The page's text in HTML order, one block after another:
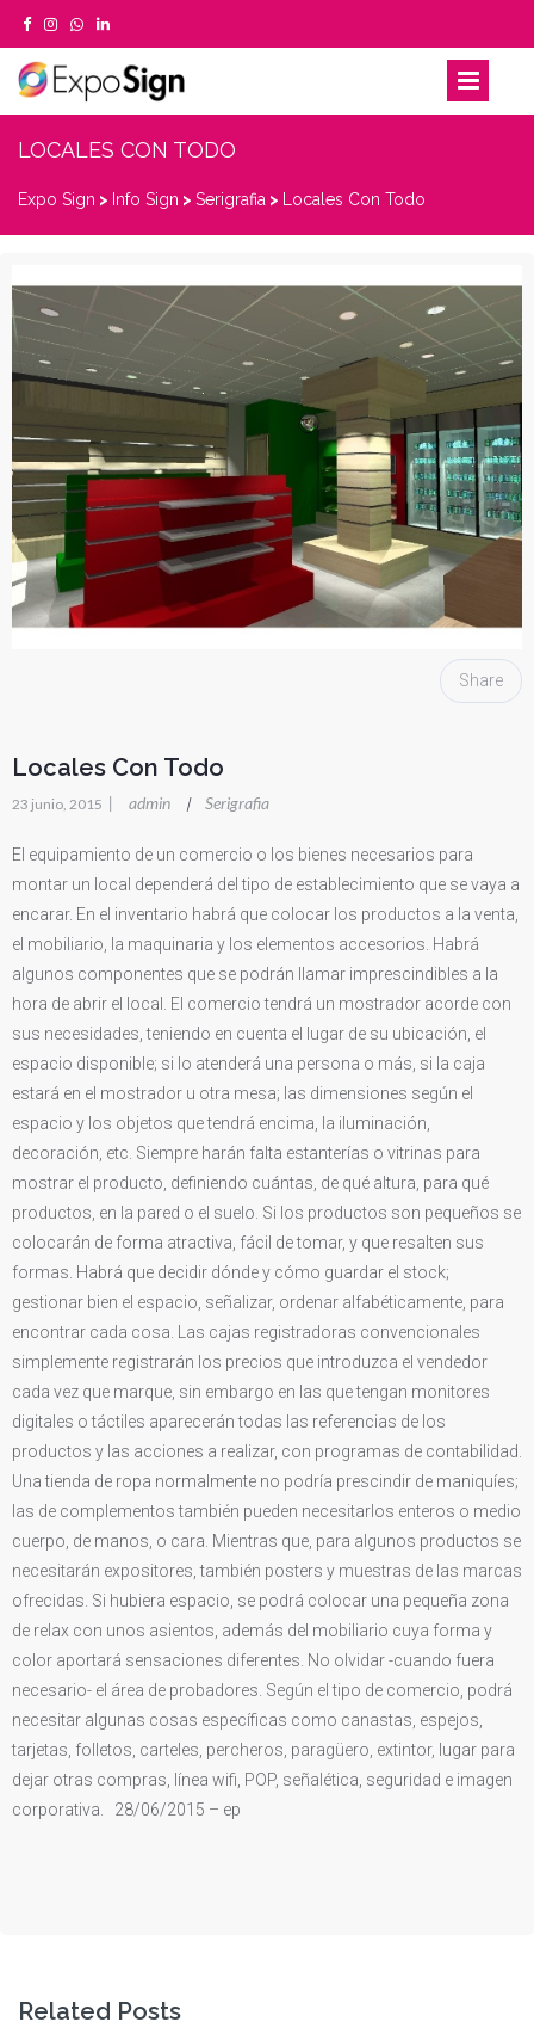
LOCALES CON TODO
Expo Sign > Info Sign > Serigrafia > Locales Con Todo
Share
Locales Con Todo
23 junio, 2015 | admin | Serigrafia
El equipamiento de un comercio o los bienes necesarios para
montar un local dependerá del tipo de establecimiento que se vaya a
encarar. En el inventario habrá que colocar los productos a la venta,
el mobiliario, la maquinaria y los elementos accesorios. Habrá
algunos componentes que se podrán llamar imprescindibles a la
hora de abrir el local. El comercio tendrá un mostrador acorde con
sus necesidades, teniendo en cuenta el lugar de su ubicación, el
espacio disponible; si lo atenderá una persona o más, si la caja
estará en el mostrador u otra mesa; las dimensiones según el
espacio y los objetos que tendrá encima, la iluminación,
decoración, etc. Siempre harán falta estanterías o vitrinas para
mostrar el producto, definiendo cuántas, de qué altura, para qué
productos, en la pared o el suelo. Si los productos son pequeños se
colocarán de forma atractiva, fácil de tomar, y que resalten sus
formas. Habrá que decidir dónde y cómo guardar el stock;
gestionar bien el espacio, señalizar, ordenar alfabéticamente, para
encontrar cada cosa. Las cajas registradoras convencionales
simplemente registrarán los precios que introduzca el vendedor
cada vez que marque, sin embargo en las que tengan monitores
digitales o táctiles aparecerán todas las referencias de los
productos y las acciones a realizar, con programas de contabilidad.
Una tienda de ropa normalmente no podría prescindir de maniquíes;
las de complementos también pueden necesitarlos enteros o medio
cuerpo, de manos, o cara. Mientras que, para algunos productos se
necesitarán expositores, también posters y muestras de las marcas
ofrecidas. Si hubiera espacio, se podrá colocar una pequeña zona
de relax con unos asientos, además del mobiliario cuya forma y
color aportará sensaciones diferentes. No olvidar -cuando fuera
necesario- el área de probadores. Según el tipo de comercio, podrá
necesitar algunas cosas específicas como canastas, espejos,
tarjetas, folletos, carteles, percheros, paragüero, extintor, lugar para
dejar otras compras, línea wifi, POP, señalética, seguridad e imagen
corporativa. 28/06/2015 – ep
Related Posts